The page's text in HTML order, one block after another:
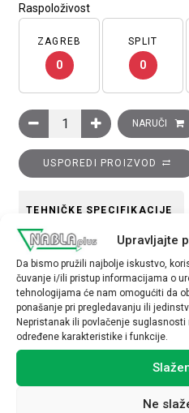
Upravljajte
Da bismo pružili najbolje iskustvo,
čuvanje i/ili pristup informacijama o
tehnologijama će nam omogućiti da
ponašanje pri pregledavanju ili
Nepristanak ili povlačenje
određene karakteristike i funkcije.
Ne
Raspoloživost
ZAGREB
0
SPLIT
0
Kliješta za gnječenje
NARUČI
USPOREDI PROIZVOD
TEHNIČKE SPECIFIKACIJE
materijal
plastika
Povezani proizvodi